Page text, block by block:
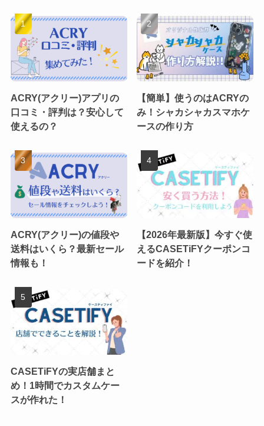
ACRY(アクリー)アプリの
口コミ・評判は？安心して
使えるの？
【簡単】使うのはACRYの
み！シャカシャカスマホケ
ースの作り方
ACRY(アクリー)の値段や
送料はいくら？最新セール
情報も！
【2026年最新版】今すぐ使
えるCASETiFYクーポンコ
ードを紹介！
CASETiFYの実店舗まと
め！1時間でカスタムケー
スが作れた！